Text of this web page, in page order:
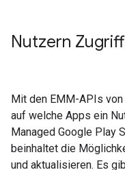
Nutzern
Mit den EMM-APIs
auf welche Apps ein
Managed Google Play
beinhaltet die
und aktualisieren. Es